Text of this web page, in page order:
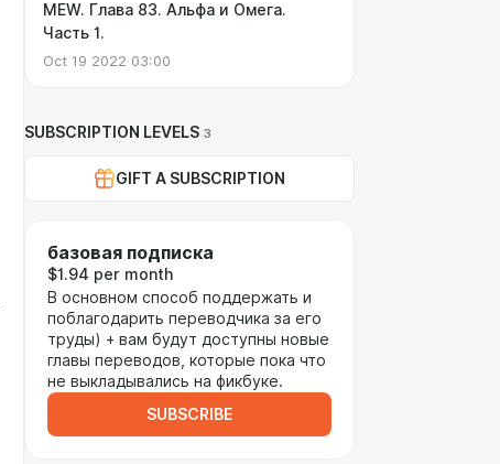
MEW. Глава 83. Альфа и Омега.
Часть 1.
Oct 19 2022 03:00
SUBSCRIPTION LEVELS 3
GIFT A SUBSCRIPTION
базовая подписка
$1.94 per month
В основном способ поддержать и
поблагодарить переводчика за его
труды) + вам будут доступны новые
главы переводов, которые пока что
не выкладывались на фикбуке.
SUBSCRIBE